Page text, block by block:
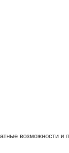
возможности и